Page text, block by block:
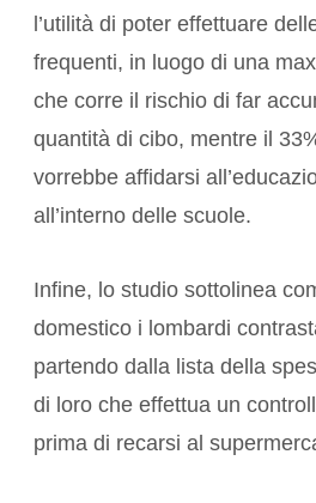
l’utilità di poter effettuare
frequenti, in luogo di una
che corre il rischio di far
quantità di cibo, mentre il
vorrebbe affidarsi
all’interno delle scuole.
Infine, lo studio sottolinea
domestico i lombardi
partendo dalla lista della
di loro che effettua un
prima di recarsi al